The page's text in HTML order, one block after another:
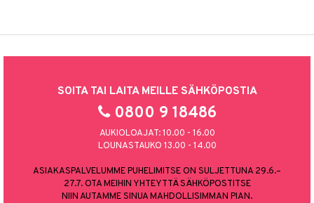
SOITA TAI LAITA MEILLE SÄHKÖPOSTIA
0800 9 18486
AUKIOLOAJAT: 10.00 - 16.00
LOUNASTAUKO 13.00 - 14.00
ASIAKASPALVELUMME PUHELIMITSE ON SULJETTUNA 29.6.–
27.7. OTA MEIHIN YHTEYTTÄ SÄHKÖPOSTITSE
NIIN AUTAMME SINUA MAHDOLLISIMMAN PIAN.